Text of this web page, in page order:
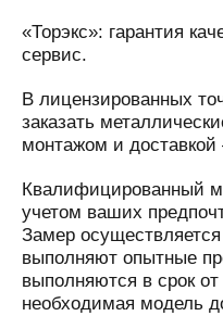
«Торэкс»: гарантия
сервис.
В лицензированных
заказать
монтажом и
Квалифицированный
учетом ваших
Замер
выполняют опытные
выполняются в срок
необходимая модель